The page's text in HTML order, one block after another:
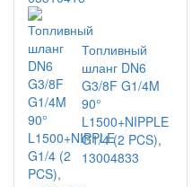
Топливный
шланг DN6
G3/8F G1/4M
90°
L1500+NIPPLE
G1/4 (2 PCS),
13004833